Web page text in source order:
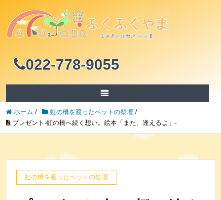
022-778-9055
ホーム / 虹の橋を渡ったペットの祭壇 /
プレゼント-虹の橋へ続く想い。絵本「また、逢えるよ」-
虹の橋を渡ったペットの祭壇